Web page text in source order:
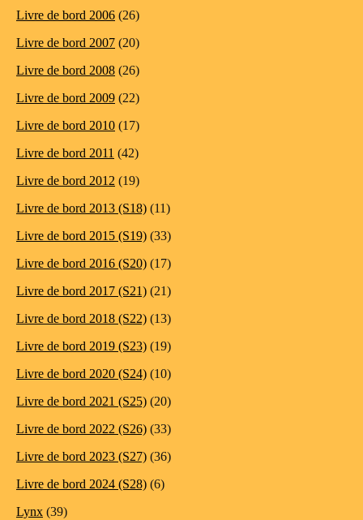
Livre de bord 2006 (26)
Livre de bord 2007 (20)
Livre de bord 2008 (26)
Livre de bord 2009 (22)
Livre de bord 2010 (17)
Livre de bord 2011 (42)
Livre de bord 2012 (19)
Livre de bord 2013 (S18) (11)
Livre de bord 2015 (S19) (33)
Livre de bord 2016 (S20) (17)
Livre de bord 2017 (S21) (21)
Livre de bord 2018 (S22) (13)
Livre de bord 2019 (S23) (19)
Livre de bord 2020 (S24) (10)
Livre de bord 2021 (S25) (20)
Livre de bord 2022 (S26) (33)
Livre de bord 2023 (S27) (36)
Livre de bord 2024 (S28) (6)
Lynx (39)